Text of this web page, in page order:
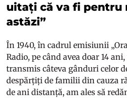
uitați că va fi pentru
astăzi”
În 1940, în cadrul emisiunii
Radio, pe când avea doar 14
transmis câteva gânduri celor
despărțiți de familii din cauza
de ani distanță, am ales să